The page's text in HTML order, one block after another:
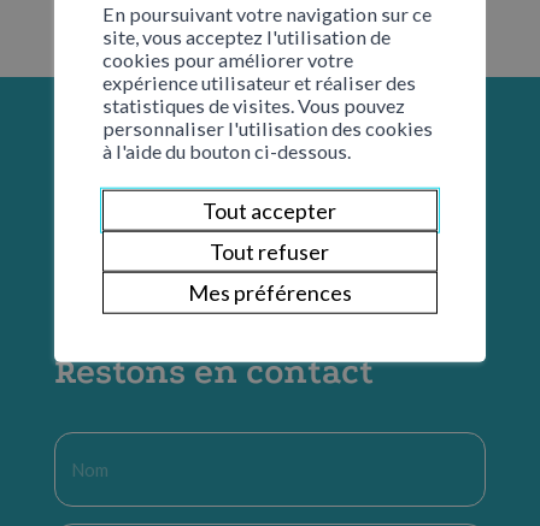
Restons en contact
Nom
En poursuivant votre navigation sur ce
site, vous acceptez l'utilisation de
cookies pour améliorer votre
expérience utilisateur et réaliser des
statistiques de visites. Vous pouvez
personnaliser l'utilisation des cookies
à l'aide du bouton ci-dessous.
Tout accepter
Tout refuser
Mes préférences